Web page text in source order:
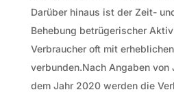
Darüber hinaus ist der Zeit-
Behebung betrügerischer
Verbraucher oft mit
verbunden.Nach Angaben von
dem Jahr 2020 werden die